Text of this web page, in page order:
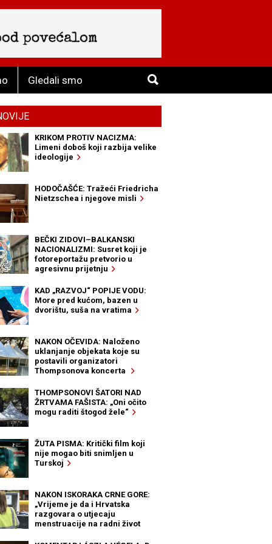
Gledali smo
KRIKOM PROTIV NACIZMA:
Limeni doboš koji razbija velike
ideologije
HODOČAŠĆE: Tražeći Friedricha
Nietzschea i njegove misli
BEČKI ZIDOVI–BALKANSKI
NACIONALIZMI: Susret koji je
fotoreportažu pretvorio u
agresivnu prijetnju
KAD „RAZVOJ“ POPIJE VODU:
More pred kućom, bazen u
dvorištu, suša na vratima
NAKON OČEVIDA: Naloženo
uklanjanje objekata koje su
postavili organizatori
Thompsonova koncerta
THOMPSONOVI ŠATORI NAD
ŽRTVAMA FAŠISTA: „Oni očito
mogu raditi štogod žele“
ŽUTA PISMA: Kritički film koji
nije mogao biti snimljen u
Turskoj
NAKON ISKORAKA CRNE GORE:
„Vrijeme je da i Hrvatska
razgovara o utjecaju
menstruacije na radni život